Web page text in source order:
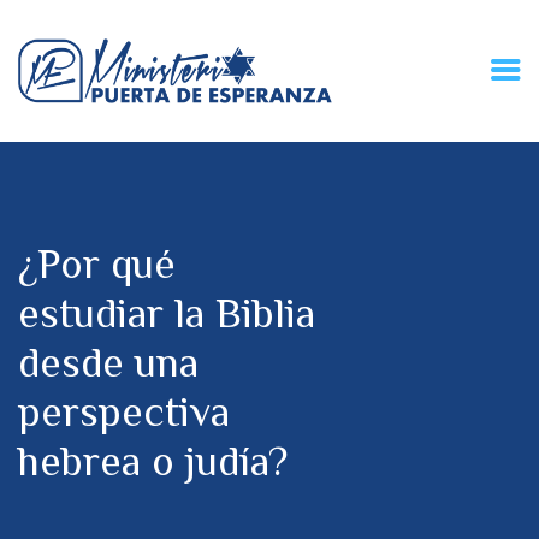
¿Por qué
estudiar la Biblia
desde una
perspectiva
hebrea o judía?
MPE TV
DESCUBRE
DONACIONES
PARTICIPA
REUNIONES &
CONTACTOS